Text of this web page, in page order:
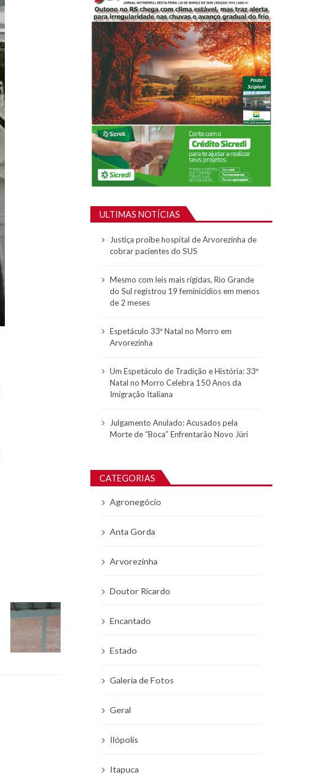
ULTIMAS NOTÍCIAS
Justiça proíbe hospital de Arvorezinha de
cobrar pacientes do SUS
Mesmo com leis mais rígidas, Rio Grande
do Sul registrou 19 feminicídios em menos
de 2 meses
Espetáculo 33º Natal no Morro em
Arvorezinha
Um Espetáculo de Tradição e História: 33º
Natal no Morro Celebra 150 Anos da
Imigração Italiana
Julgamento Anulado: Acusados pela
Morte de “Boca” Enfrentarão Novo Júri
CATEGORIAS
Agronegócio
Anta Gorda
Arvorezinha
Doutor Ricardo
Encantado
Estado
Galeria de Fotos
Geral
Ilópolis
Itapuca